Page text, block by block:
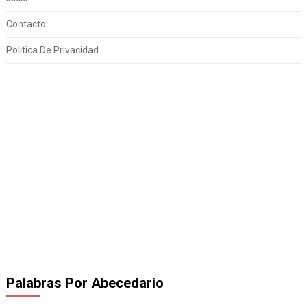
Contacto
Politica De Privacidad
Palabras Por Abecedario